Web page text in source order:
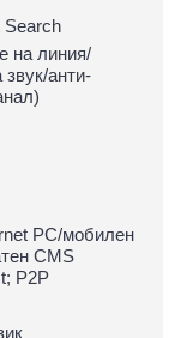
на линия/
анти-
PC/мобилен
CMS
P2P